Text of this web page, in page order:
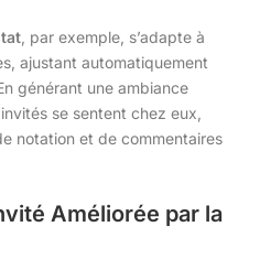
, par exemple, s’adapte à
ajustant automatiquement
générant une ambiance
se sentent chez eux,
notation et de commentaires
Améliorée par la